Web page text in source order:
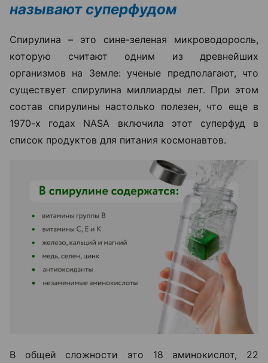
называют суперфудом
Спирулина – это сине-зеленая микроводоросль,
которую считают одним из древнейших
организмов на Земле: ученые предполагают, что
существует спирулина миллиарды лет. При этом
состав спирулины настолько полезен, что еще в
1970-х годах NASA включила этот суперфуд в
список продуктов для питания космонавтов.
В общей сложности это 18 аминокислот, 22